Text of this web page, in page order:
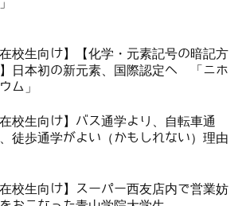
在校生向け】【化学・元素記号の暗記方
日本初の新元素、国際認定へ 「ニホ
ム」
在校生向け】バス通学より、自転車通
徒歩通学がよい（かもしれない）理由
在校生向け】スーパー西友店内で営業妨